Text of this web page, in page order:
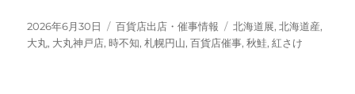
投
稿
2026年6月30日
カ
テ
百貨店出店・催事情報
タ
グ
北海道展,北海道産,
大丸, 大丸神戸店,時不知,札幌円山,百貨店催事,秋鮭,紅さけ